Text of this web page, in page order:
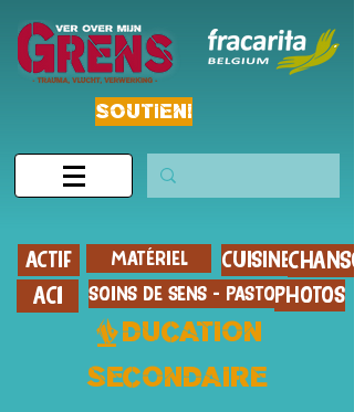
SOUTIEN!
ACTIF MATÉRIEL CUISINER
ACI
SOINS DE SENS - PASTOIREPHOTOS
ÉDUCATION
SECONDAIRE